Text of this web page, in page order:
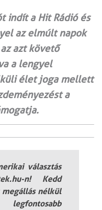
indít a Hit Rádió és
az elmúlt napok
azt követő
a lengyel
élet joga mellett
a
választás
n! Kedd
nélkül